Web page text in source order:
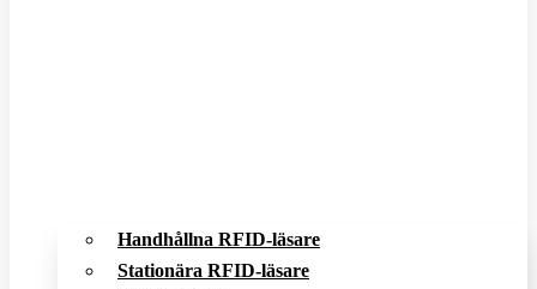
Handhållna RFID-läsare
Stationära RFID-läsare